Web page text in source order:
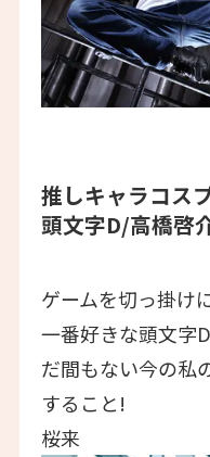
推しキャラコス
頭文字D/高橋啓
ゲームを切っ掛け
一番好きな頭文字
だ間もない今の私
すること!
桜来